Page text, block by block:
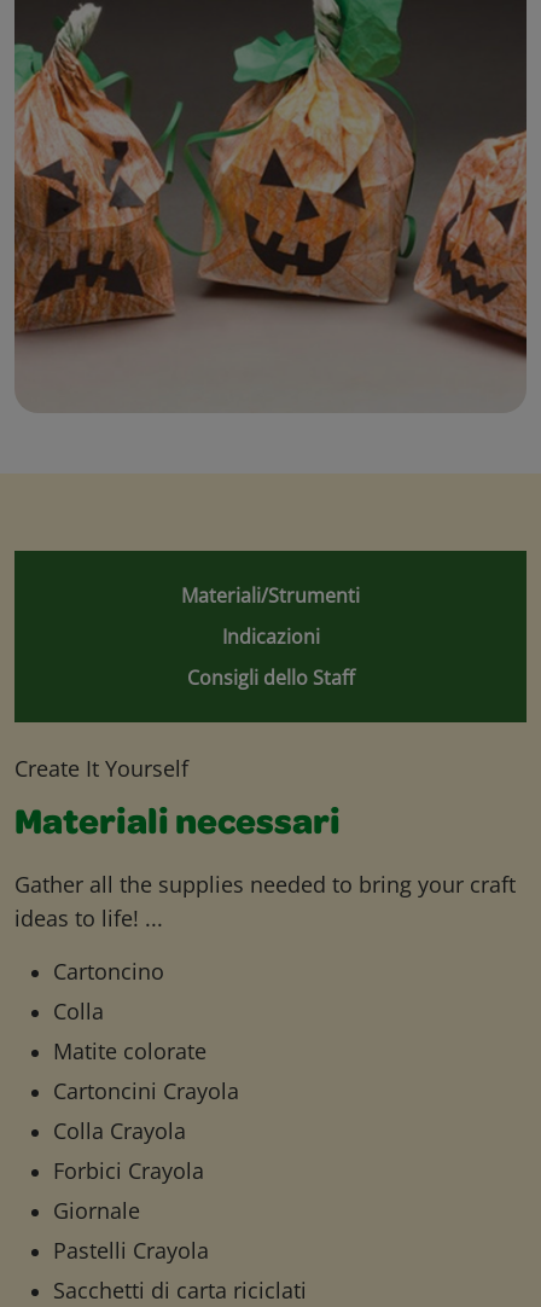
Materiali/Strumenti
Indicazioni
Consigli dello Staff
Create It Yourself
Materiali necessari
Gather all the supplies needed to bring your craft
ideas to life! ...
Cartoncino
Colla
Matite colorate
Cartoncini Crayola
Colla Crayola
Forbici Crayola
Giornale
Pastelli Crayola
Sacchetti di carta riciclati